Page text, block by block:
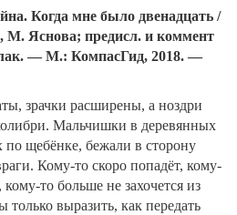
Когда мне было двенадцать /
М. Яснова; предисл. и коммент
— М.: КомпасГид, 2018. —
зрачки расширены, а ноздри
Мальчишки в деревянных
по щебёнке, бежали в сторону
Кому-то скоро попадёт, кому-
то больше не захочется из
выразить, как передать